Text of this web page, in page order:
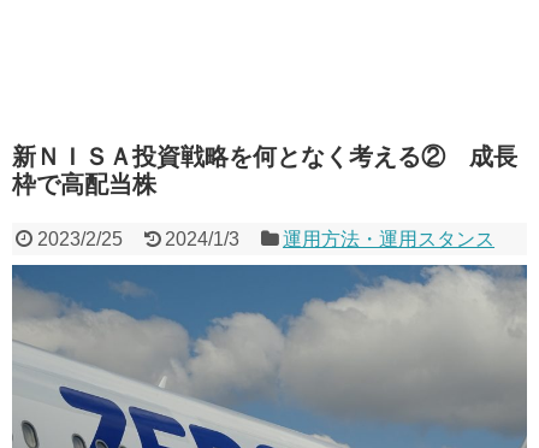
新ＮＩＳＡ投資戦略を何となく考える② 成長
枠で高配当株
2023/2/25 2024/1/3 運用方法・運用スタンス